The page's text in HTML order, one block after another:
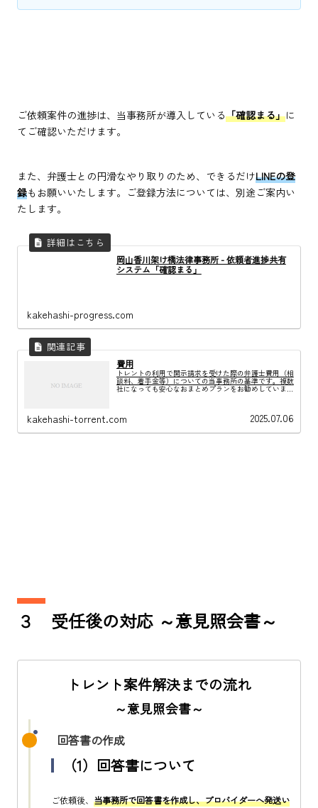
ご依頼案件の進捗は、当事務所が導入している「確認まる」に
てご確認いただけます。
また、弁護士との円滑なやり取りのため、できるだけLINEの登
録もお願いいたします。ご登録方法については、別途ご案内い
たします。
岡山香川架け橋法律事務所 - 依頼者進捗共有
システム「確認まる」
kakehashi-progress.com
費用
トレントの利用で開示請求を受けた際の弁護士費用（相
談料、着手金等）についての当事務所の基準です。複数
社になっても安心なおまとめプランをお勧めしていま
す。
kakehashi-torrent.com 2025.07.06
３ 受任後の対応 ～意見照会書～
トレント案件解決までの流れ
～意見照会書～
回答書の作成
（1）回答書について
ご依頼後、 当事務所で回答書を作成し、プロバイダーへ発送い